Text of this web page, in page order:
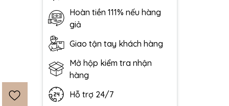
Hoàn tiền 111% nếu hàng
giả
Giao tận tay khách hàng
Mở hộp kiểm tra nhận
hàng
Hỗ trợ 24/7